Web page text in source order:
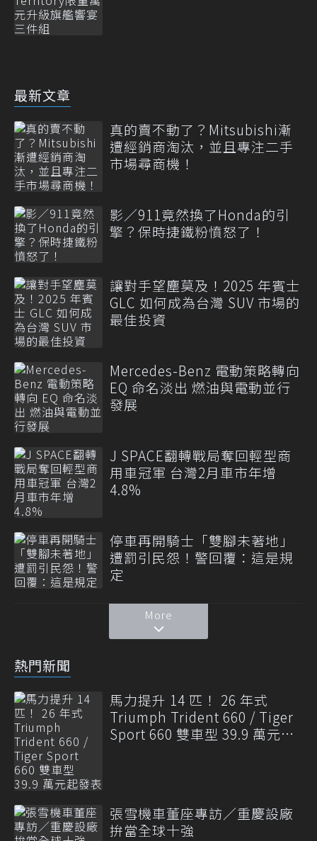
最新文章
真的賣不動了？Mitsubishi漸
遭經銷商淘汰，並且專注二手
市場尋商機！
影／911竟然換了Honda的引
擎？保時捷鐵粉憤怒了！
讓對手望塵莫及！2025 年賓士
GLC 如何成為台灣 SUV 市場的
最佳投資
Mercedes-Benz 電動策略轉向
EQ 命名淡出 燃油與電動並行
發展
J SPACE翻轉戰局奪回輕型商
用車冠軍 台灣2月車市年增
4.8%
停車再開騎士「雙腳未著地」
遭罰引民怨！警回覆：這是規
定
More
熱門新聞
馬力提升 14 匹！ 26 年式
Triumph Trident 660 / Tiger
Sport 660 雙車型 39.9 萬元起
張雪機車董座專訪／重慶設廠
拚當全球十強